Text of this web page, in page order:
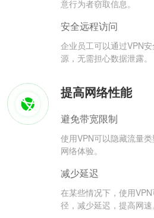
意行为者窃取信息。
安全远程访问
企业员工可以通过VPN
源，无需担心数据泄露。
提高网络性能
避免带宽限制
使用VPN可以隐藏流量
网络体验。
减少延迟
在某些情况下，使用
径，减少延迟，提高网速